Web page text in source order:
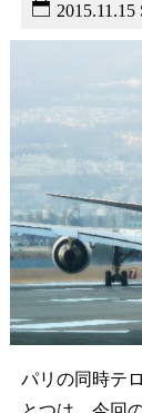
2015.11.15
パリの同時テ